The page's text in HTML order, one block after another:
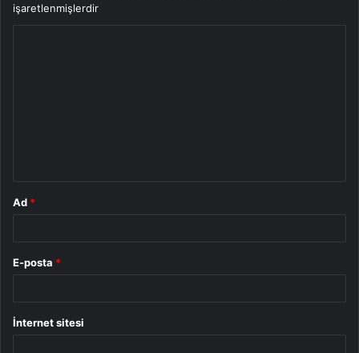
işaretlenmişlerdir
Ad *
E-posta *
İnternet sitesi